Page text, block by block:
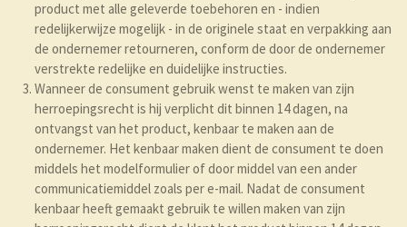
product met alle geleverde toebehoren en - indien
redelijkerwijze mogelijk - in de originele staat en verpakking aan
de ondernemer retourneren, conform de door de ondernemer
verstrekte redelijke en duidelijke instructies.
Wanneer de consument gebruik wenst te maken van zijn
herroepingsrecht is hij verplicht dit binnen 14 dagen, na
ontvangst van het product, kenbaar te maken aan de
ondernemer. Het kenbaar maken dient de consument te doen
middels het modelformulier of door middel van een ander
communicatiemiddel zoals per e-mail. Nadat de consument
kenbaar heeft gemaakt gebruik te willen maken van zijn